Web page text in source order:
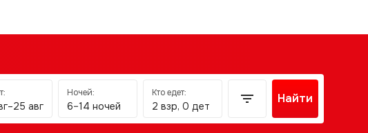
авг
Ночей:
6–14 ночей
Кто едет:
2 взр, 0 дет
Найти